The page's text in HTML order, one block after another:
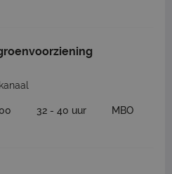
32 - 40 uur
MBO